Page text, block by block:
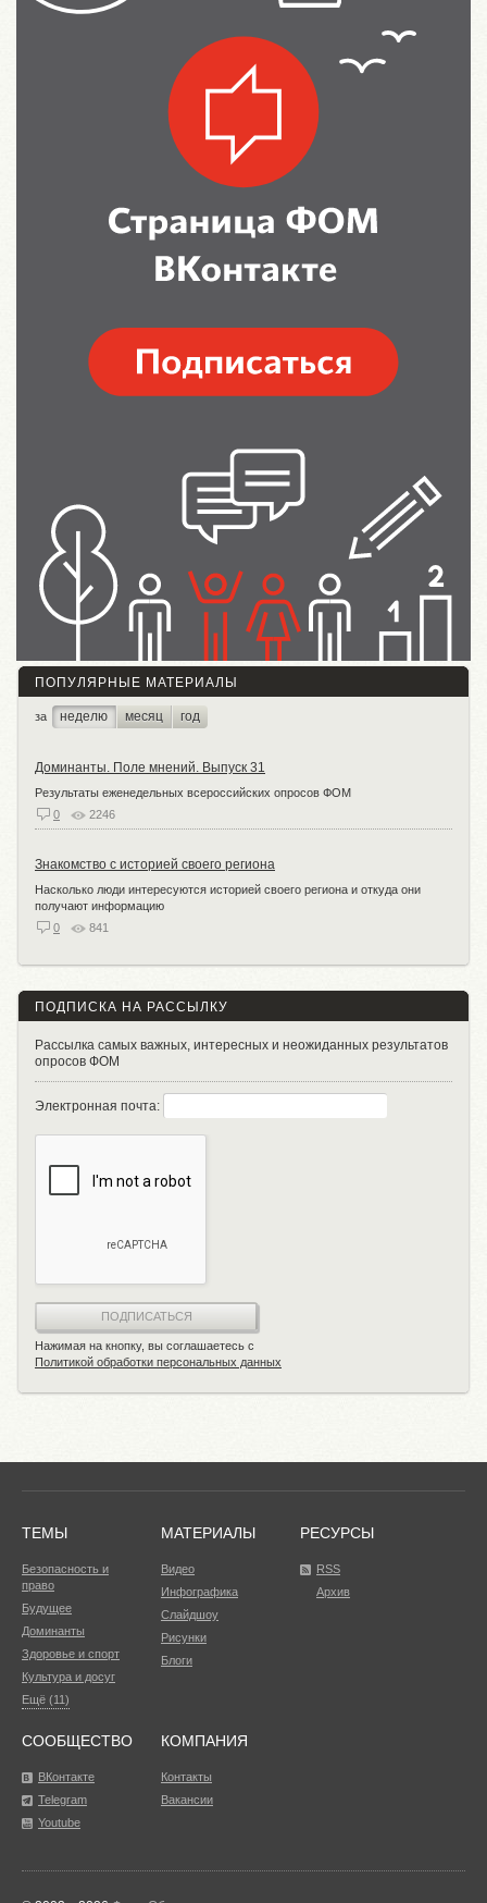
ПОПУЛЯРНЫЕ МАТЕРИАЛЫ
за неделю месяц год
Доминанты. Поле мнений. Выпуск 31
Результаты еженедельных всероссийских опросов ФОМ
0
2246
Знакомство с историей своего региона
Насколько люди интересуются историей своего региона и откуда они
получают информацию
0
841
ПОДПИСКА НА РАССЫЛКУ
Рассылка самых важных, интересных и неожиданных результатов
опросов ФОМ
Электронная почта:
ПОДПИСАТЬСЯ
Нажимая на кнопку, вы соглашаетесь с
Политикой обработки персональных данных
ТЕМЫ
Безопасность и
право
Будущее
Доминанты
Здоровье и спорт
Культура и досуг
Ещё (11)
МАТЕРИАЛЫ
Видео
Инфографика
Слайдшоу
Рисунки
Блоги
РЕСУРСЫ
RSS
Архив
СООБЩЕСТВО
ВКонтакте
Telegram
Youtube
КОМПАНИЯ
Контакты
Вакансии